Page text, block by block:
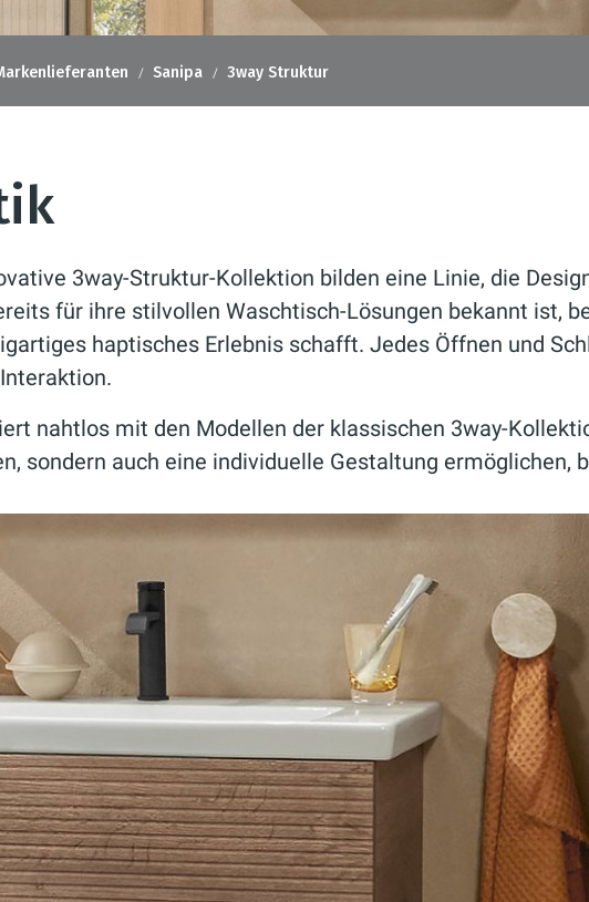
Sanipa 3way Struktur
3way-Struktur-Kollektion bilden eine Linie, die
für ihre stilvollen Waschtisch-Lösungen bekannt ist,
haptisches Erlebnis schafft. Jedes Öffnen und
nahtlos mit den Modellen der klassischen 3way-
sondern auch eine individuelle Gestaltung ermöglichen,